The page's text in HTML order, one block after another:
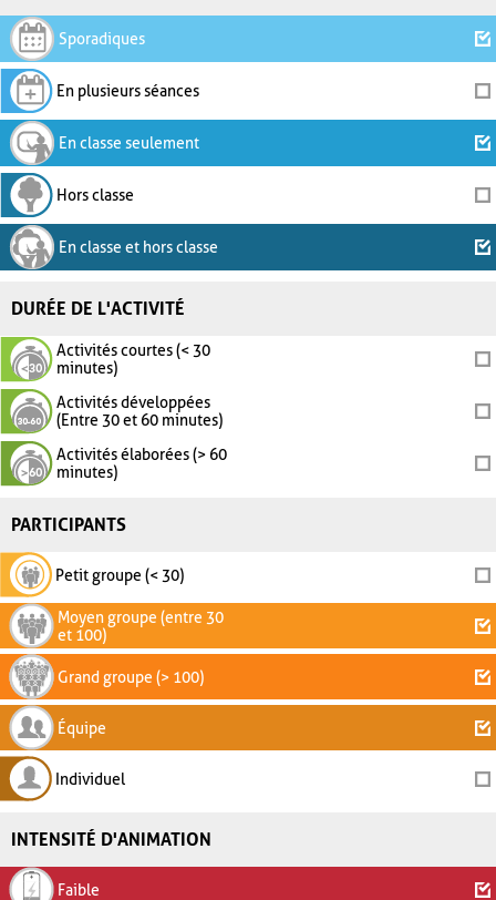
Sporadiques
En plusieurs séances
En classe seulement
Hors classe
En classe et hors classe
DURÉE DE L'ACTIVITÉ
Activités courtes (< 30
minutes)
Activités développées
(Entre 30 et 60 minutes)
Activités élaborées (> 60
minutes)
PARTICIPANTS
Petit groupe (< 30)
Moyen groupe (entre 30
et 100)
Grand groupe (> 100)
Équipe
Individuel
INTENSITÉ D'ANIMATION
Faible